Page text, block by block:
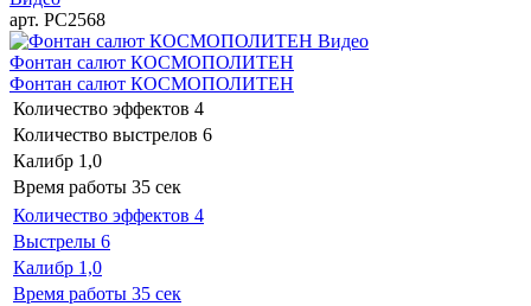
арт. РС2568
Видео
Фонтан салют КОСМОПОЛИТЕН
Фонтан салют КОСМОПОЛИТЕН
Количество эффектов 4
Количество выстрелов 6
Калибр 1,0
Время работы 35 сек
Количество эффектов 4
Выстрелы 6
Калибр 1,0
Время работы 35 сек